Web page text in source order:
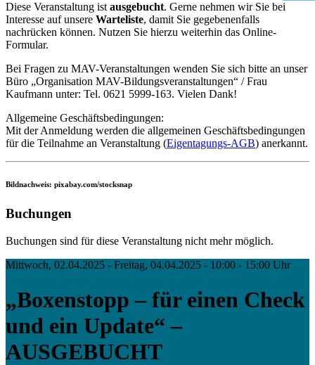
Diese Veranstaltung istausgebucht. Gerne nehmen wir Sie bei
Interesse auf unsere Warteliste, damit Sie gegebenenfalls
nachrücken können. Nutzen Sie hierzu weiterhin das Online-
Formular.
Bei Fragen zu MAV-Veranstaltungen wenden Sie sich bitte an unser
Büro „Organisation MAV-Bildungsveranstaltungen“ / Frau
Kaufmann unter: Tel. 0621 5999-163. Vielen Dank!
Allgemeine Geschäftsbedingungen:
Mit der Anmeldung werden die allgemeinen Geschäftsbedingungen
für die Teilnahme an Veranstaltung (Eigentagungs-AGB) anerkannt.
Bildnachweis: pixabay.com/stocksnap
Buchungen
Buchungen sind für diese Veranstaltung nicht mehr möglich.
Mittwoch, 02.04.2025 - Freitag, 04.04.2025 - 10:00 - 15:00 Uhr
„Boxenstopp – für einen Check
und ein Update“ –
AUSGEBUCHT